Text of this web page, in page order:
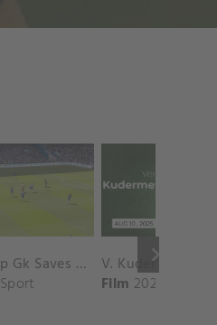
keyboard_arrow_right
Chelsea Top Gk Saves vs. Crystal Palace
Sport Film 2025